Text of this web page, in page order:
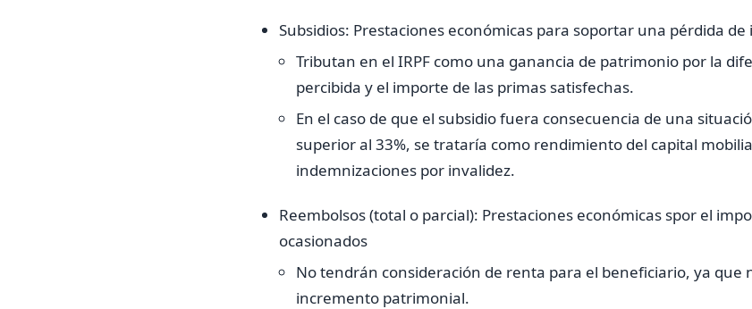
Subsidios: Prestaciones económicas para soportar una pérdida de
Tributan en el IRPF como una ganancia de patrimonio por la
percibida y el importe de las primas satisfechas.
En el caso de que el subsidio fuera consecuencia de una
superior al 33%, se trataría como rendimiento del capital
indemnizaciones por invalidez.
Reembolsos (total o parcial): Prestaciones económicas spor el
ocasionados
No tendrán consideración de renta para el beneficiario, ya que
incremento patrimonial.